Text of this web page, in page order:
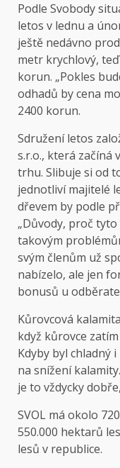
Podle Svobody
letos v lednu a
ještě nedávno
metr krychlový,
korun. „Pokles
odhadů by cena
2400 korun.
Sdružení letos
s.r.o., která začíná
trhu. Slibuje si od
jednotliví majitelé
dřevem by podle
„Důvody, proč
takovým
svým členům už
nabízelo, ale jen
bonusů u
Kůrovcová
když kůrovce
Kdyby byl chladný
na snížení
je to vždycky
SVOL má okolo
550.000 hektarů
lesů v republice.